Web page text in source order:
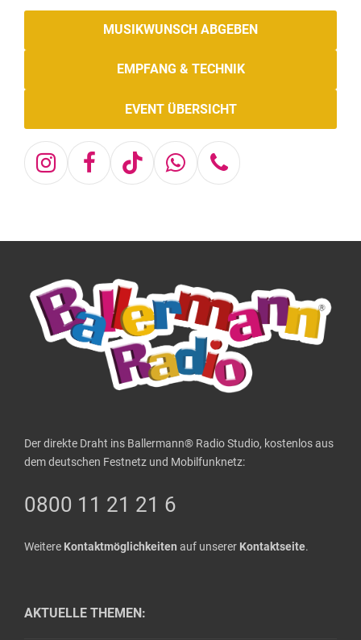
MUSIKWUNSCH ABGEBEN
EMPFANG & TECHNIK
EVENT ÜBERSICHT
Instagram
Facebook
TiktokWhatsapp
Telefon
Der direkte Draht ins Ballermann® Radio Studio, kostenlos aus
dem deutschen Festnetz und Mobilfunknetz:
0800 11 21 21 6
Weitere Kontaktmöglichkeiten auf unserer Kontaktseite.
AKTUELLE THEMEN: